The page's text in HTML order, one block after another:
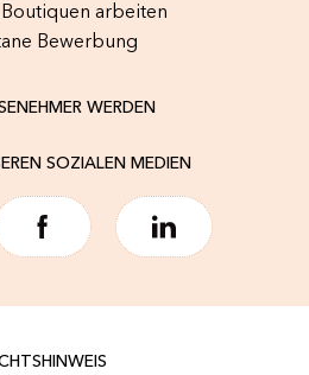
Boutiquen arbeiten
Bewerbung
WERDEN
SOZIALEN MEDIEN